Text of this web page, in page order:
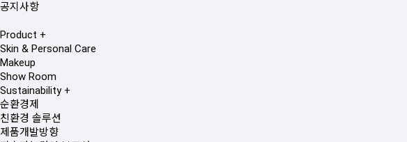
공지사항
Product +
Skin & Personal Care
Makeup
Show Room
Sustainability +
순환경제
친환경 솔루션
제품개발방향